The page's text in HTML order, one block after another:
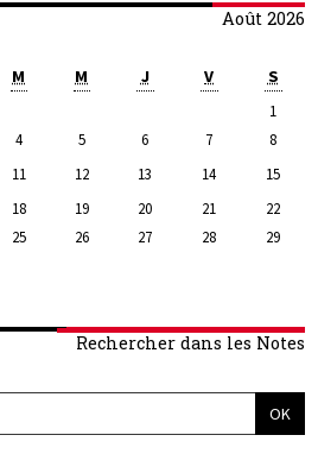
Août 2026
M M J V S
1
4 5 6 7
8
11 12 13 14
15
18 19 20 21
22
25 26 27 28
29
Rechercher dans les Notes